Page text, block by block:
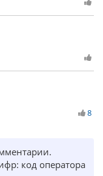
8
код оператора